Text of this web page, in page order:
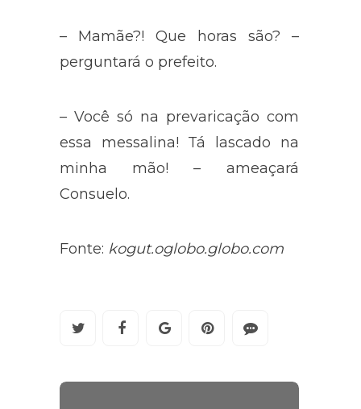
– Mamãe?! Que horas são? –
perguntará o prefeito.
– Você só na prevaricação com
essa messalina! Tá lascado na
minha mão! – ameaçará
Consuelo.
Fonte: kogut.oglobo.globo.com